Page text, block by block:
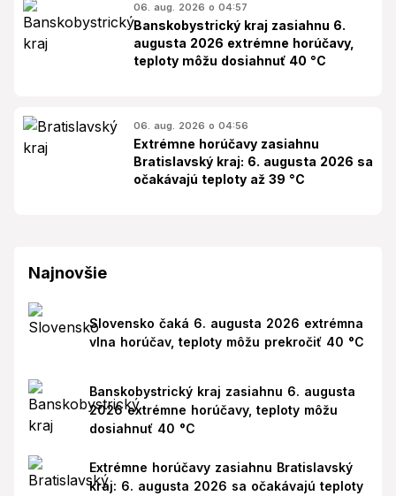
06. aug. 2026 o 04:57
Banskobystrický kraj zasiahnu 6.
augusta 2026 extrémne horúčavy,
teploty môžu dosiahnuť 40 °C
06. aug. 2026 o 04:56
Extrémne horúčavy zasiahnu
Bratislavský kraj: 6. augusta 2026 sa
očakávajú teploty až 39 °C
Najnovšie
Slovensko čaká 6. augusta 2026 extrémna
vlna horúčav, teploty môžu prekročiť 40 °C
Banskobystrický kraj zasiahnu 6. augusta
2026 extrémne horúčavy, teploty môžu
dosiahnuť 40 °C
Extrémne horúčavy zasiahnu Bratislavský
kraj: 6. augusta 2026 sa očakávajú teploty